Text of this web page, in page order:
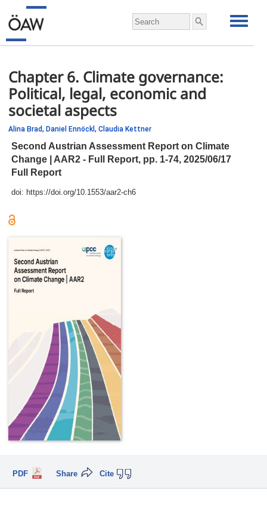
Chapter 6. Climate governance:
Political, legal, economic and
societal aspects
Alina Brad, Daniel Ennöckl, Claudia Kettner
Second Austrian Assessment Report on Climate
Change | AAR2 - Full Report, pp. 1-74, 2025/06/17
Full Report
doi: https://doi.org/10.1553/aar2-ch6
PDF Cite
Share